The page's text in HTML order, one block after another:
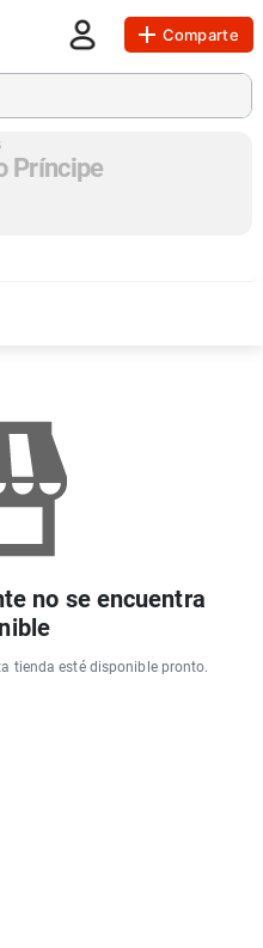
Comparte
Príncipe
no se encuentra
tienda esté disponible pronto.